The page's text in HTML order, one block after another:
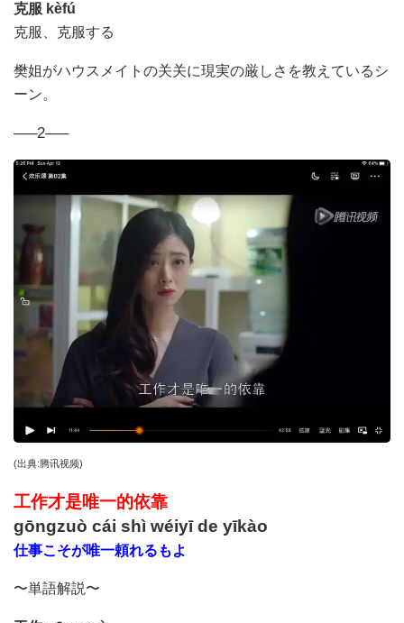
克服 kèfú
克服、克服する
樊姐がハウスメイトの关关に現実の厳しさを教えているシ
ーン。
—–2—–
(出典:腾讯视频)
工作才是唯一的依靠
gōngzuò cái shì wéiyī de yīkào
仕事こそが唯一頼れるもよ
〜単語解説〜